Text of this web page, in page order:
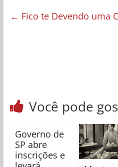
← Fico te Devendo uma
Você pode
Governo de
SP abre
inscrições e